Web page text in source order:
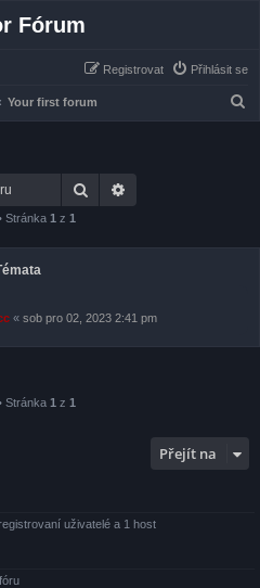
Fórum
Přihlásit se
Registrovat
Your first forum
Hledat
Stránka 1 z 1
« sob pro 02, 2023 2:41 pm
Stránka 1 z 1
Přejít na
uživatelé a 1 host